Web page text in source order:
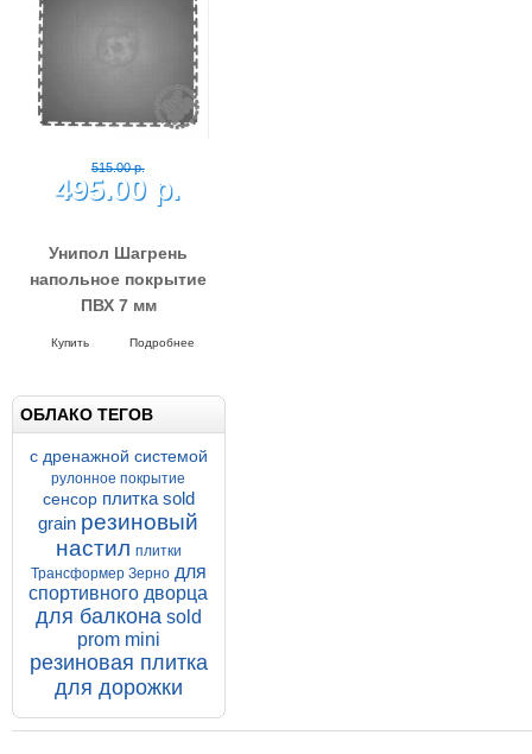
495.00 р.
напольное покрытие
Напольное покрытие Унипол
500*500*7 мм Шагрень
Купить Подробнее
ОБЛАКО ТЕГОВ
с дренажной системой
рулонное покрытие
сенсор плитка sold
grain резиновый
настил плитки
Трансформер Зерно для
спортивного дворца
для балкона sold
prom mini
резиновая плитка
для дорожки